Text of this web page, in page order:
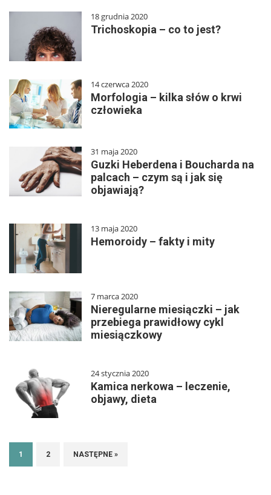
18 grudnia 2020
Trichoskopia – co to jest?
14 czerwca 2020
Morfologia – kilka słów o krwi
człowieka
31 maja 2020
Guzki Heberdena i Boucharda na
palcach – czym są i jak się
objawiają?
13 maja 2020
Hemoroidy – fakty i mity
7 marca 2020
Nieregularne miesiączki – jak
przebiega prawidłowy cykl
miesiączkowy
24 stycznia 2020
Kamica nerkowa – leczenie,
objawy, dieta
1 2 NASTĘPNE »